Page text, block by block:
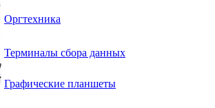
Оргтехника
Терминалы сбора данных
Графические планшеты